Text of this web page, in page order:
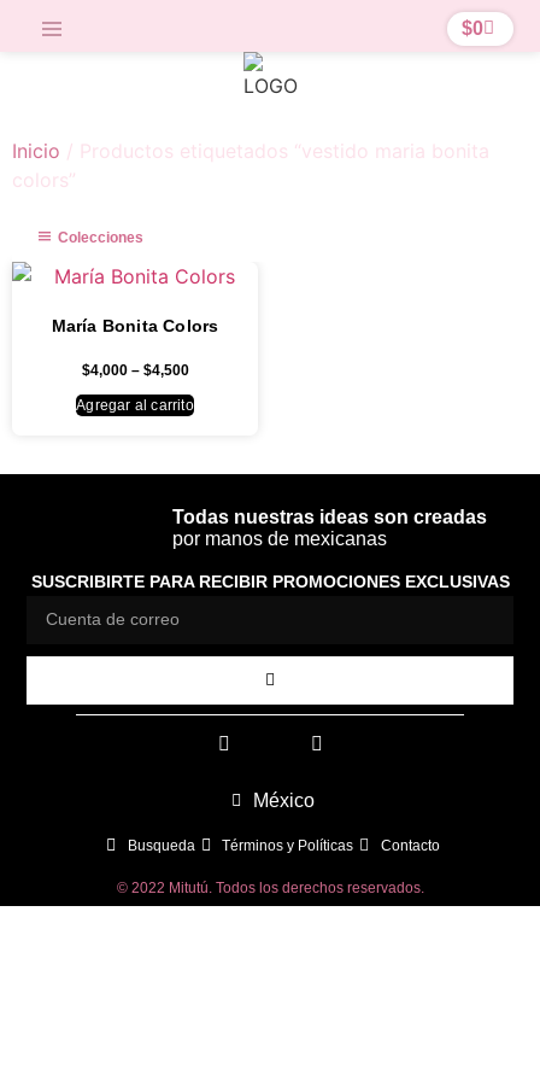
$0
Inicio / Productos etiquetados “vestido maria bonita
colors”
Colecciones
María Bonita Colors
$4,000 – $4,500
Agregar al carrito
Todas nuestras ideas son creadas
por manos de mexicanas
SUSCRIBIRTE PARA RECIBIR PROMOCIONES EXCLUSIVAS
México
Busqueda Términos y Políticas Contacto
© 2022 Mitutú. Todos los derechos reservados.